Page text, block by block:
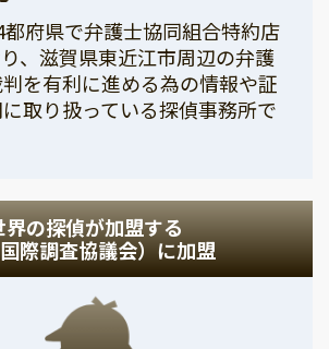
府県で弁護士協同組合特約店
、滋賀県東近江市周辺の弁護
を有利に進める為の情報や証
取り扱っている探偵事務所で
界の探偵が加盟する
際調査協議会）に加盟